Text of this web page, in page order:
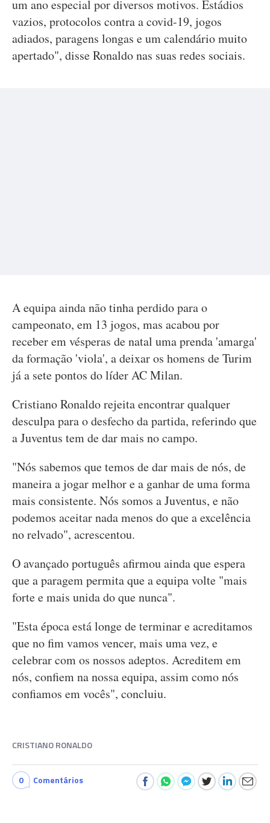
um ano especial por diversos motivos. Estádios
vazios, protocolos contra a covid-19, jogos
adiados, paragens longas e um calendário muito
apertado", disse Ronaldo nas suas redes sociais.
A equipa ainda não tinha perdido para o
campeonato, em 13 jogos, mas acabou por
receber em vésperas de natal uma prenda 'amarga'
da formação 'viola', a deixar os homens de Turim
já a sete pontos do líder AC Milan.
Cristiano Ronaldo rejeita encontrar qualquer
desculpa para o desfecho da partida, referindo que
a Juventus tem de dar mais no campo.
"Nós sabemos que temos de dar mais de nós, de
maneira a jogar melhor e a ganhar de uma forma
mais consistente. Nós somos a Juventus, e não
podemos aceitar nada menos do que a excelência
no relvado", acrescentou.
O avançado português afirmou ainda que espera
que a paragem permita que a equipa volte "mais
forte e mais unida do que nunca".
"Esta época está longe de terminar e acreditamos
que no fim vamos vencer, mais uma vez, e
celebrar com os nossos adeptos. Acreditem em
nós, confiem na nossa equipa, assim como nós
confiamos em vocês", concluiu.
CRISTIANO RONALDO
0 Comentários